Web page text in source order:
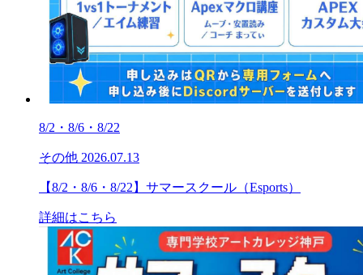
8/2・8/6・8/22
その他 2026.07.13
【8/2・8/6・8/22】サマースクール（Esports）
詳細はこちら